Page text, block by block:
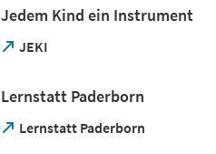
neuen
Tab)
Jedem Kind ein Instrument
JEKI
(Öffnet
neuen
Tab)
Lernstatt Paderborn
Lernstatt Paderborn
(Öffnet